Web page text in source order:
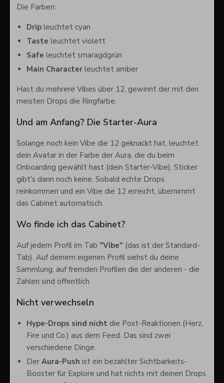
Die Farben:
Drip leuchtet cyan
Taste leuchtet violett
Safe leuchtet smaragdgrün
Main Character leuchtet amber
Hast du mehrere Vibes über 12, gewinnt der mit den
meisten Drops die Ringfarbe.
Und am Anfang? Die Starter-Aura
Solange noch kein Vibe die 12 geknackt hat, leuchtet
dein Avatar in der Farbe der Aura, die du beim
Onboarding gewählt hast (dein Starter-Vibe). Sticker
gibt's dann noch keine. Sobald echte Drops
reinkommen und ein Vibe die 12 erreicht, übernimmt
das Cabinet automatisch.
Wo finde ich das Cabinet?
Auf jedem Profil im Tab "Vibe" (das ist der Standard-
Tab). Auf deinem eigenen Profil siehst du deine
Sammlung, auf fremden Profilen die der anderen - die
Zahlen sind öffentlich.
Nicht verwechseln
Hype-Drops sind nicht die Post-Reaktionen (Herz,
Fire und Co.) aus dem Feed. Das sind zwei
verschiedene Dinge.
Der Aura-Push ist ein bezahlter Sichtbarkeits-
Booster für Explore und hat nichts mit deinen Drops